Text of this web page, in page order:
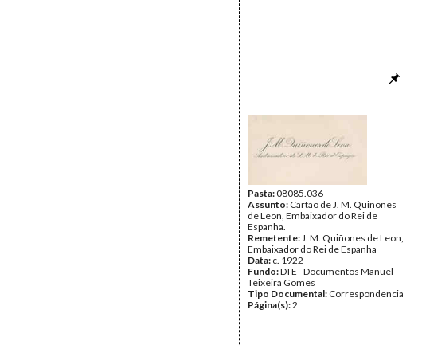
Pasta:08085.036
Assunto: Cartão de J. M. Quiñones
de Leon, Embaixador do Rei de
Espanha.
Remetente:J. M. Quiñones de Leon,
Embaixador do Rei de Espanha
Data: c. 1922
Fundo:DTE - Documentos Manuel
Teixeira Gomes
Tipo Documental: Correspondencia
Página(s):2